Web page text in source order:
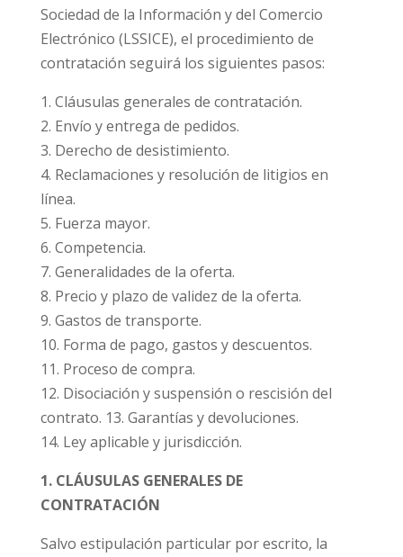
Sociedad de la Información y del Comercio
Electrónico (LSSICE), el procedimiento de
contratación seguirá los siguientes pasos:
1. Cláusulas generales de contratación.
2. Envío y entrega de pedidos.
3. Derecho de desistimiento.
4. Reclamaciones y resolución de litigios en
línea.
5. Fuerza mayor.
6. Competencia.
7. Generalidades de la oferta.
8. Precio y plazo de validez de la oferta.
9. Gastos de transporte.
10. Forma de pago, gastos y descuentos.
11. Proceso de compra.
12. Disociación y suspensión o rescisión del
contrato. 13. Garantías y devoluciones.
14. Ley aplicable y jurisdicción.
1. CLÁUSULAS GENERALES DE
CONTRATACIÓN
Salvo estipulación particular por escrito, la